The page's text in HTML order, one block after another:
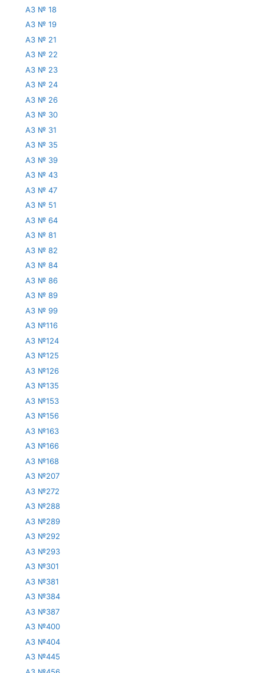
АЗ № 18
АЗ № 19
АЗ № 21
АЗ № 22
АЗ № 23
АЗ № 24
АЗ № 26
АЗ № 30
АЗ № 31
АЗ № 35
АЗ № 39
АЗ № 43
АЗ № 47
АЗ № 51
АЗ № 64
АЗ № 81
АЗ № 82
АЗ № 84
АЗ № 86
АЗ № 89
АЗ № 99
АЗ №116
АЗ №124
АЗ №125
АЗ №126
АЗ №135
АЗ №153
АЗ №156
АЗ №163
АЗ №166
АЗ №168
АЗ №207
АЗ №272
АЗ №288
АЗ №289
АЗ №292
АЗ №293
АЗ №301
АЗ №381
АЗ №384
АЗ №387
АЗ №400
АЗ №404
АЗ №445